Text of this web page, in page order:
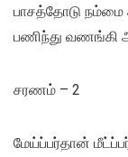
பாசத்தோடு நம்மை
பணிந்து வணங்கி
சரணம் – 2
மேய்ப்பர்தான்